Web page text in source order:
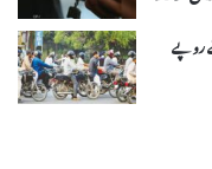
روپے